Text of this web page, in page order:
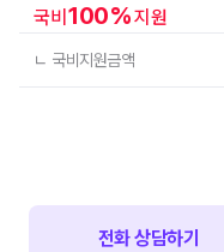
국비 100%지원
ㄴ 국비지원금액
전화 상담하기